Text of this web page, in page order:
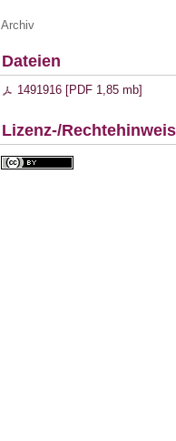
Archiv
Dateien
1491916 [PDF 1,85 mb]
Lizenz-/Rechtehinweis